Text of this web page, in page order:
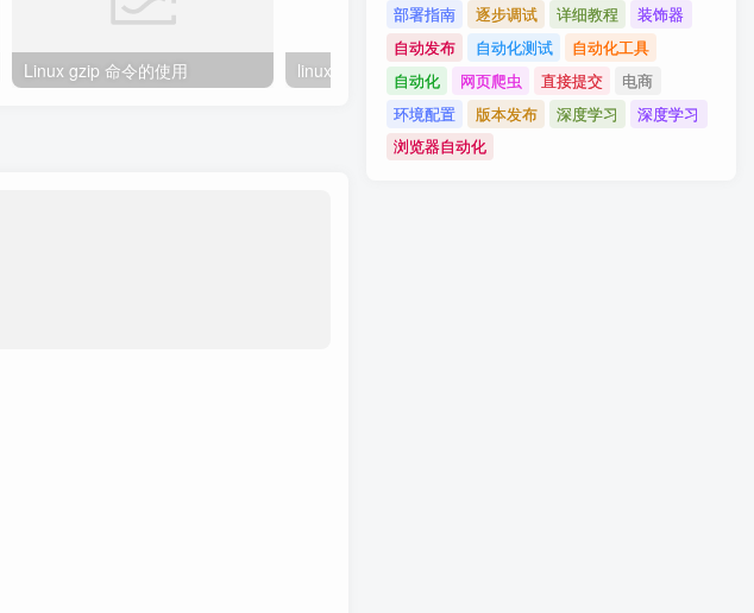
Linux gzip 命令的使用
部署指南
逐步调试 详细教程
装饰器
自动发布
自动化测试
自动化工具
自动化
网页爬虫 直接提交
电商
环境配置
版本发布 深度学习
深度学习
浏览器自动化